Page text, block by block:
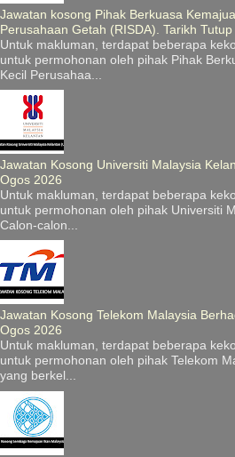
Jawatan kosong Pihak Berkuasa
Perusahaan Getah (RISDA). Tarikh
Untuk makluman, terdapat beberapa
untuk permohonan oleh pihak Pihak
Kecil Perusahaa...
Jawatan Kosong Universiti Malaysia
Ogos 2026
Untuk makluman, terdapat beberapa
untuk permohonan oleh pihak Universiti
Calon-calon...
Jawatan Kosong Telekom Malaysia
Ogos 2026
Untuk makluman, terdapat beberapa
untuk permohonan oleh pihak Telekom
yang berkel...